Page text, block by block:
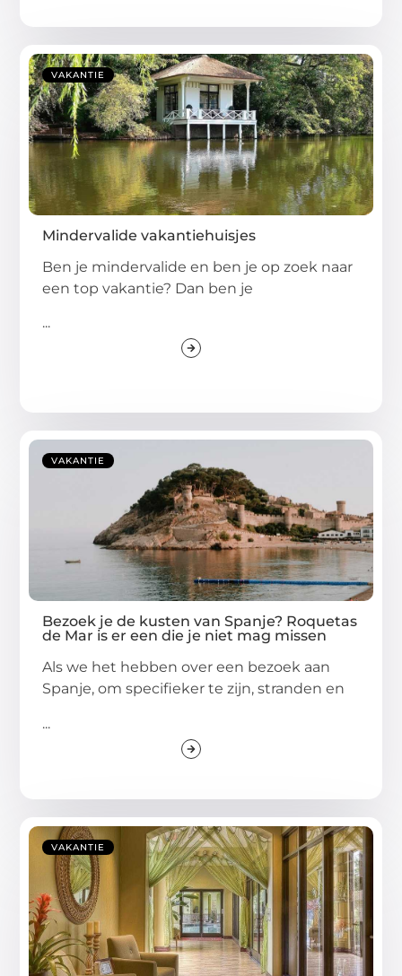
VAKANTIE
Mindervalide vakantiehuisjes
Ben je mindervalide en ben je op zoek naar
een top vakantie? Dan ben je
...
VAKANTIE
Bezoek je de kusten van Spanje? Roquetas
de Mar is er een die je niet mag missen
Als we het hebben over een bezoek aan
Spanje, om specifieker te zijn, stranden en
...
VAKANTIE